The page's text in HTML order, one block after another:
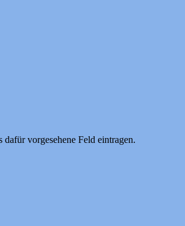
vorgesehene Feld eintragen.